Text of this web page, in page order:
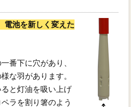
池を新しく変えた
番下に穴があり、
な羽があります。
と灯油を吸い上げ
ラを割り箸のよう